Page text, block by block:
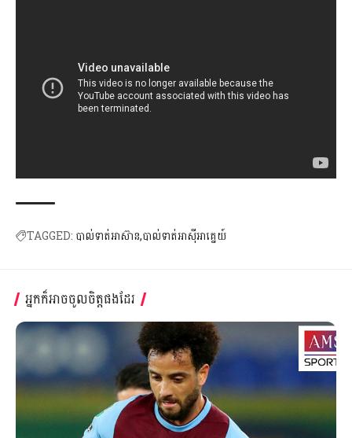
TAGGED: បាល់ទាត់អាស៊ាន បាល់ទាត់អាស៊ីអាគ្នេយ៍
អ្នកក៏អាចចូលចិត្តផងដែរ